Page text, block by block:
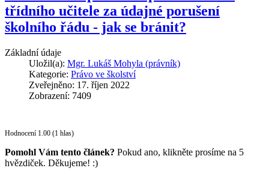
třídního učitele za údajné porušení
školního řádu - jak se bránit?
Základní údaje
Uložil(a): Mgr. Lukáš Mohyla (právník)
Kategorie: Právo ve školství
Zveřejněno: 17. říjen 2022
Zobrazení: 7409
Hodnocení 1.00 (1 hlas)
Pomohl Vám tento článek? Pokud ano, klikněte prosíme na 5
hvězdiček. Děkujeme! :)